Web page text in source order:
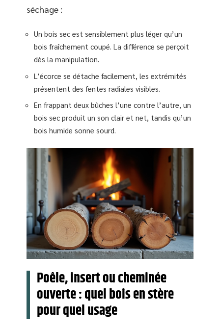
séchage :
Un bois sec est sensiblement plus léger qu’un
bois fraîchement coupé. La différence se perçoit
dès la manipulation.
L’écorce se détache facilement, les extrémités
présentent des fentes radiales visibles.
En frappant deux bûches l’une contre l’autre, un
bois sec produit un son clair et net, tandis qu’un
bois humide sonne sourd.
Poêle, insert ou cheminée
ouverte : quel bois en stère
pour quel usage